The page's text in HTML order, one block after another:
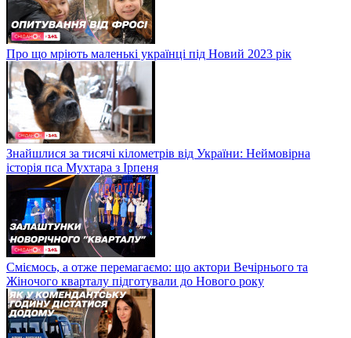
Про що мріють маленькі українці під Новий 2023 рік
Знайшлися за тисячі кілометрів від України: Неймовірна
історія пса Мухтара з Ірпеня
Сміємось, а отже перемагаємо: що актори Вечірнього та
Жіночого кварталу підготували до Нового року